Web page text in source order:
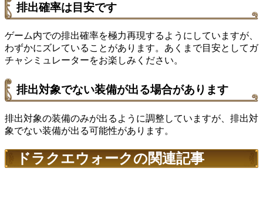
排出確率は目安です
ゲーム内での排出確率を極力再現するようにしていますが、
わずかにズレていることがあります。あくまで目安としてガ
チャシミュレーターをお楽しみください。
排出対象でない装備が出る場合があります
排出対象の装備のみが出るように調整していますが、排出対
象でない装備が出る可能性があります。
ドラクエウォークの関連記事